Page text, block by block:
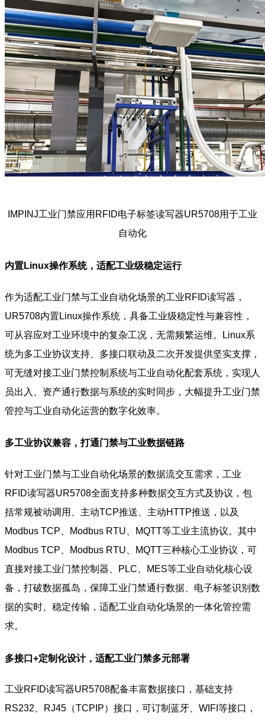
IMPINJ工业门禁应用RFID电子标签读写器UR5708用于工业
自动化
内置Linux操作系统，适配工业级稳定运行
作为适配工业门禁与工业自动化场景的工业RFID读写器，
UR5708内置Linux操作系统，具备工业级稳定性与兼容性，
可从容应对工业环境中的复杂工况，无需频繁运维。Linux系
统为多工业协议支持、多接口联动及二次开发提供坚实支撑，
可无缝对接工业门禁控制系统与工业自动化配套系统，实现人
员出入、资产通行数据与系统的实时同步，大幅提升工业门禁
管控与工业自动化运营的数字化效率。
多工业协议兼容，打通门禁与工业数据链路
针对工业门禁与工业自动化场景的数据流交互需求，工业
RFID读写器UR5708全面支持多种数据交互方式及协议，包
括常规被动调用、主动TCP推送、主动HTTP推送，以及
Modbus TCP、Modbus RTU、MQTT等工业主流协议。其中
Modbus TCP、Modbus RTU、MQTT三种核心工业协议，可
直接对接工业门禁控制器、PLC、MES等工业自动化核心设
备，打破数据孤岛，保障工业门禁通行数据、电子标签识别数
据的实时、稳定传输，适配工业自动化场景的一体化管控需
求。
多接口+定制化设计，适配工业门禁多元部署
工业RFID读写器UR5708配备丰富数据接口，基础支持
RS232、RJ45（TCPIP）接口，可订制蓝牙、WIFI等接口，